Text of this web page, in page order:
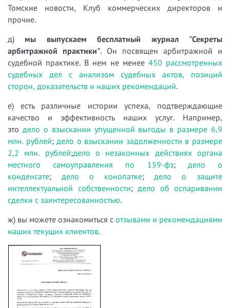
Томские новости, Клуб коммерческих директоров и
прочие.
д) мы выпускаем бесплатный журнал "Секреты
арбитражной практики". Он посвящен арбитражной и
судебной практике. В нем не менее 450 рассмотренных
судебных дел с анализом судебных актов, позиций
сторон, доказательств и наших рекомендаций.
е) есть различные истории успеха, подтверждающие
качество и эффективность наших услуг. Например,
это дело о взыскании упущенной выгоды в размере 6,9
млн. рублей;дело о взыскании задолженности в размере
2,2 млн. рублей;дело о незаконных действиях органа
местного самоуправления по 159-фз; дело о
конденсате; дело о конопатке;дело о защите
интеллектуальной собственности; дело об оспаривании
сделки с заинтересованностью.
ж) вы можете ознакомиться с отзывами и рекомендациями
наших текущих клиентов.